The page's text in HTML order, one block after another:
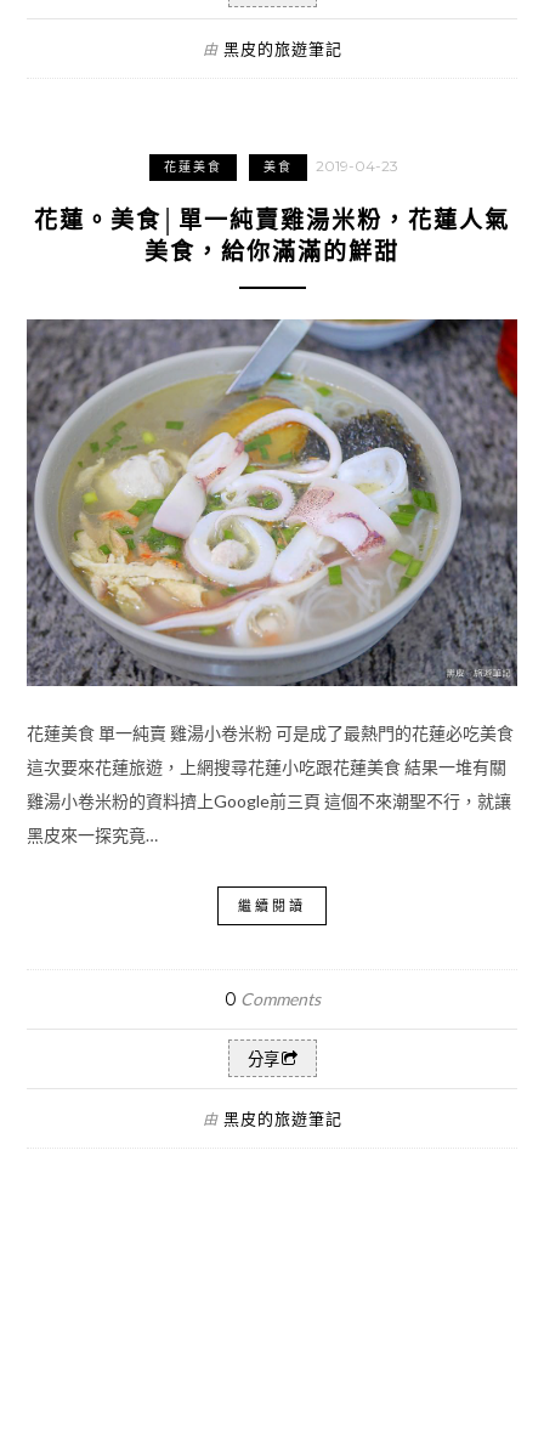
由 黑皮的旅遊筆記
花蓮美食 美食 2019-04-23
花蓮。美食│單一純賣雞湯米粉，花蓮人氣
美食，給你滿滿的鮮甜
花蓮美食 單一純賣 雞湯小卷米粉 可是成了最熱門的花蓮必吃美食
這次要來花蓮旅遊，上網搜尋花蓮小吃跟花蓮美食 結果一堆有關
雞湯小卷米粉的資料擠上Google前三頁 這個不來潮聖不行，就讓
黑皮來一探究竟…
繼續閱讀
0 Comments
分享
由 黑皮的旅遊筆記